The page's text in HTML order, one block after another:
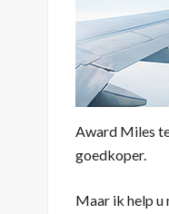
Award Miles
goedkoper.
Maar ik help u